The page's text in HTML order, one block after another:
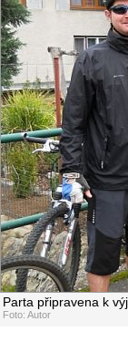
Parta připravena k
Foto: Autor